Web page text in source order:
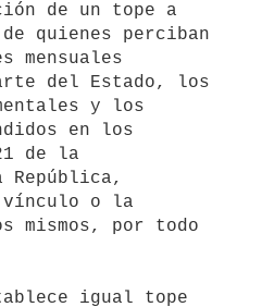
de un tope a
quienes perciban
mensuales
del Estado, los
y los
en los
de la
vínculo o la
mismos, por todo